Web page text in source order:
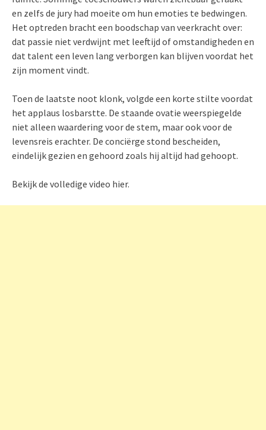
en zelfs de jury had moeite om hun emoties te bedwingen.
Het optreden bracht een boodschap van veerkracht over:
dat passie niet verdwijnt met leeftijd of omstandigheden en
dat talent een leven lang verborgen kan blijven voordat het
zijn moment vindt.
Toen de laatste noot klonk, volgde een korte stilte voordat
het applaus losbarstte. De staande ovatie weerspiegelde
niet alleen waardering voor de stem, maar ook voor de
levensreis erachter. De conciërge stond bescheiden,
eindelijk gezien en gehoord zoals hij altijd had gehoopt.
Bekijk de volledige video hier.